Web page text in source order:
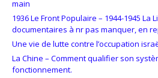
main
1936 Le Front Populaire – 1944-1945 La
documentaires à nr pas manquer, en
Une vie de lutte contre l’occupation
La Chine – Comment qualifier son
fonctionnement.